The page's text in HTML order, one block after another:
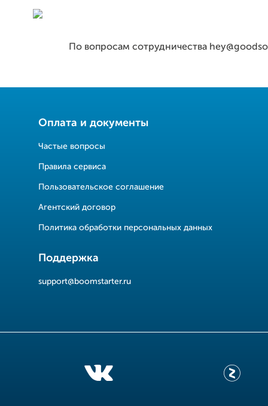
По вопросам сотрудничества
Оплата и документы
Частые вопросы
Правила сервиса
Пользовательское соглашение
Агентский договор
Политика обработки персональных данных
Поддержка
support@boomstarter.ru